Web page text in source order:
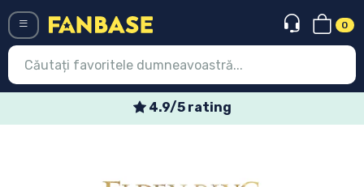
0
4.9/5 rating